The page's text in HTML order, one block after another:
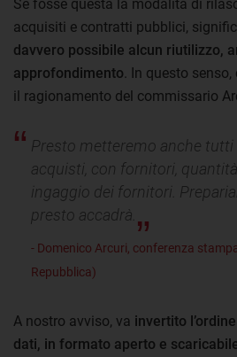
Se fosse questa la modalità di
acquisiti e contratti pubblici,
davvero possibile alcun riutilizzo,
approfondimento . In questo
il ragionamento del commissario
Presto metteremo anche
acquisti, con fornitori,
ingaggio dei fornitori.
presto accadrà.
- Domenico Arcuri, conferenza
Repubblica)
A nostro avviso, va invertito
dati, in formato aperto e